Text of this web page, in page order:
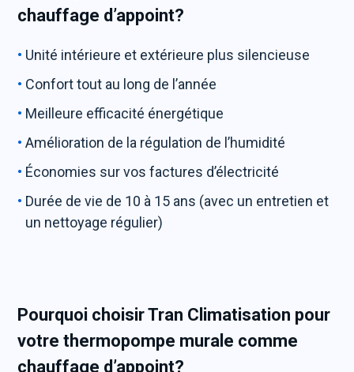
chauffage d’appoint?
Unité intérieure et extérieure plus silencieuse
Confort tout au long de l’année
Meilleure efficacité énergétique
Amélioration de la régulation de l’humidité
Économies sur vos factures d’électricité
Durée de vie de 10 à 15 ans (avec un entretien et
un nettoyage régulier)
Pourquoi choisir Tran Climatisation pour
votre thermopompe murale comme
chauffage d’appoint?